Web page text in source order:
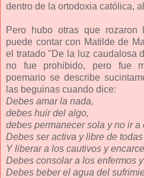
dentro de la ortodoxia católica,
Pero hubo otras que
puede contar con Matilde de
el tratado "De la luz caudalosa
no fue prohibido, pero fue
poemario se describe
las beguinas cuando dice:
Debes amar la nada,
debes huir del algo,
debes permanecer sola y no ir a
Debes ser activa y libre de
Y liberar a los cautivos y
Debes consolar a los enfermos
Debes beber el agua del